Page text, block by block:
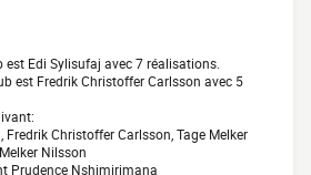
Edi Sylisufaj avec 7 réalisations.
est Fredrik Christoffer Carlsson avec 5
Fredrik Christoffer Carlsson, Tage Melker
Nilsson
Prudence Nshimirimana